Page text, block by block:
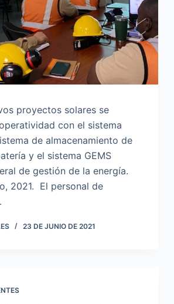
proyectos solares se
con el sistema
de almacenamiento de
y el sistema GEMS
de gestión de la energía.
2021. El personal de
23 DE JUNIO DE 2021